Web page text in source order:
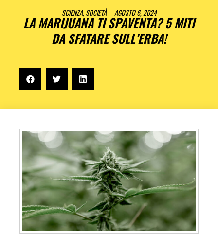
SCIENZA,SOCIETÀ AGOSTO 6, 2024
LA MARIJUANA TI SPAVENTA? 5 MITI
DA SFATARE SULL’ERBA!